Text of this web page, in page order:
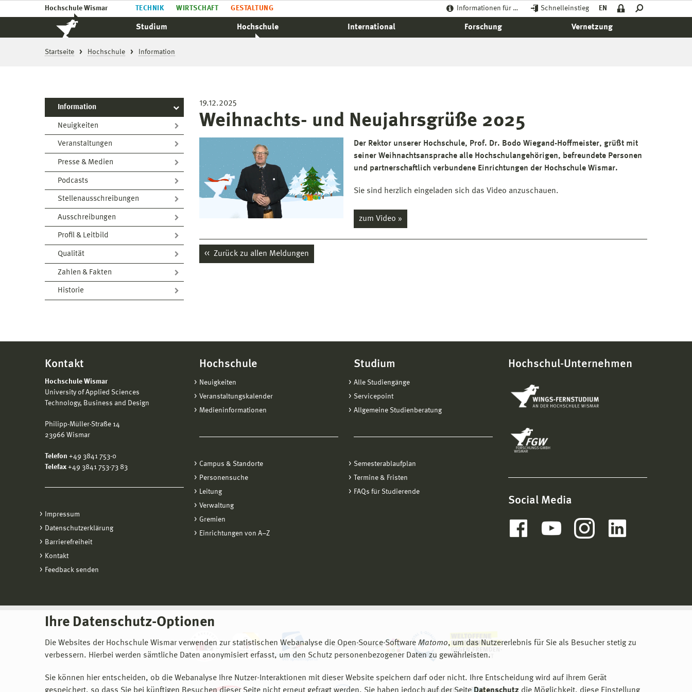
Hochschule Wismar TECHNIK WIRTSCHAFT GESTALTUNG Informationen für … Schnelleinstieg EN
Studium Hochschule International Forschung Vernetzung
Startseite Hochschule Information
Information
Neuigkeiten
Veranstaltungen
Presse & Medien
Podcasts
Stellenausschreibungen
Ausschreibungen
Profil & Leitbild
Qualität
Zahlen & Fakten
Historie
Ihre Datenschutz-Optionen
Die Websites der Hochschule Wismar verwenden zur statistischen Webanalyse die Open-Source-Software Matomo, um das Nutzererlebnis für Sie als Besucher stetig zu
verbessern. Hierbei werden sämtliche Daten anonymisiert erfasst, um den Schutz personenbezogener Daten zu gewährleisten.
Sie können hier entscheiden, ob die Webanalyse Ihre Nutzer-Interaktionen mit dieser Website speichern darf oder nicht. Ihre Entscheidung wird auf ihrem Gerät
19.12.2025
Weihnachts- und Neujahrsgrüße 2025
Der Rektor unserer Hochschule, Prof. Dr. Bodo Wiegand-Hoffmeister, grüßt mit
seiner Weihnachtsansprache alle Hochschulangehörigen, befreundete Personen
und partnerschaftlich verbundene Einrichtungen der Hochschule Wismar.
Sie sind herzlich eingeladen sich das Video anzuschauen.
zum Video »
Zurück zu allen Meldungen
Kontakt
Hochschule Wismar
University of Applied Sciences
Technology, Business and Design
Philipp-Müller-Straße 14
23966 Wismar
Telefon +49 3841 753-0
Telefax +49 3841 753-73 83
Impressum
Datenschutzerklärung
Barrierefreiheit
Kontakt
Feedback senden
Hochschule
Neuigkeiten
Veranstaltungskalender
Medieninformationen
Campus & Standorte
Personensuche
Leitung
Verwaltung
Gremien
Einrichtungen von A−Z
Studium
Alle Studiengänge
Servicepoint
Allgemeine Studienberatung
Semesterablaufplan
Termine & Fristen
FAQs für Studierende
Hochschul-Unternehmen
Social Media